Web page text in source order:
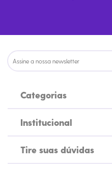
Categorias
Institucional
Tire suas dúvidas